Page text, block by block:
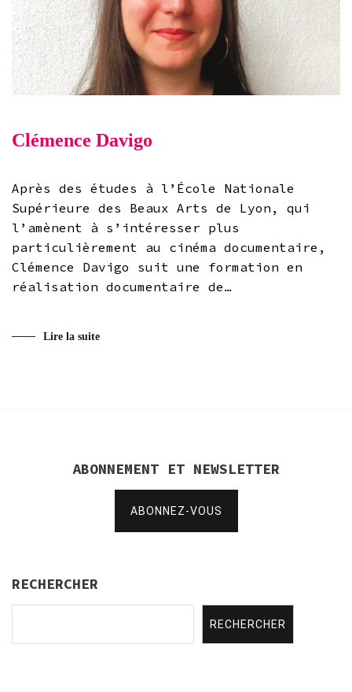
Clémence Davigo
Après des études à l’École Nationale
Supérieure des Beaux Arts de Lyon, qui
l’amènent à s’intéresser plus
particulièrement au cinéma documentaire,
Clémence Davigo suit une formation en
réalisation documentaire de…
Lire la suite
ABONNEMENT ET NEWSLETTER
ABONNEZ-VOUS
RECHERCHER
RECHERCHER